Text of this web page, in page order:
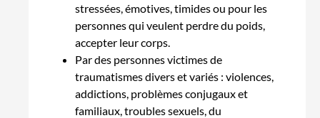
stressées, émotives, timides ou pour les
personnes qui veulent perdre du poids,
accepter leur corps.
Par des personnes victimes de
traumatismes divers et variés : violences,
addictions, problèmes conjugaux et
familiaux, troubles sexuels, du